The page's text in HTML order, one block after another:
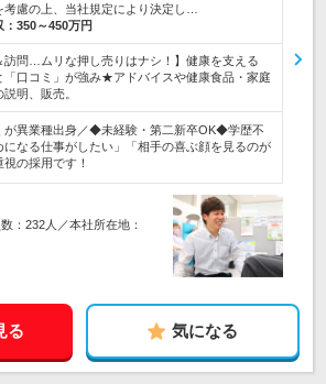
考慮の上、当社規定により決定し…
350～450万円
訪問…ムリな押し売りはナシ！】健康を支える
「口コミ」が強み★アドバイスや健康食品・家庭
明、販売。
が異業種出身／◆未経験・第二新卒OK◆学歴不
になる仕事がしたい」「相手の喜ぶ顔を見るのが
の採用です！
：232人／本社所在地：
る 気になる